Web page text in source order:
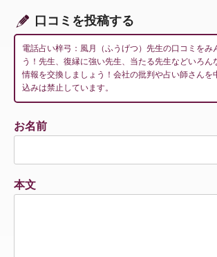
ン
口コミを投稿する
電話占い梓弓：風月（ふうげつ）先生の口コミをみ
う！先生、復縁に強い先生、当たる先生などいろん
情報を交換しましょう！会社の批判や占い師さんを
込みは禁止しています。
お名前
本文